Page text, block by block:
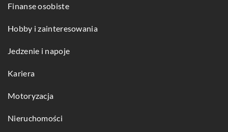
Finanse osobiste
Hobby i zainteresowania
Jedzenie i napoje
Kariera
Motoryzacja
Nieruchomości